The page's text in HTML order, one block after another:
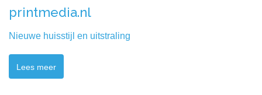
printmedia.nl
Nieuwe huisstijl en uitstraling
Lees meer